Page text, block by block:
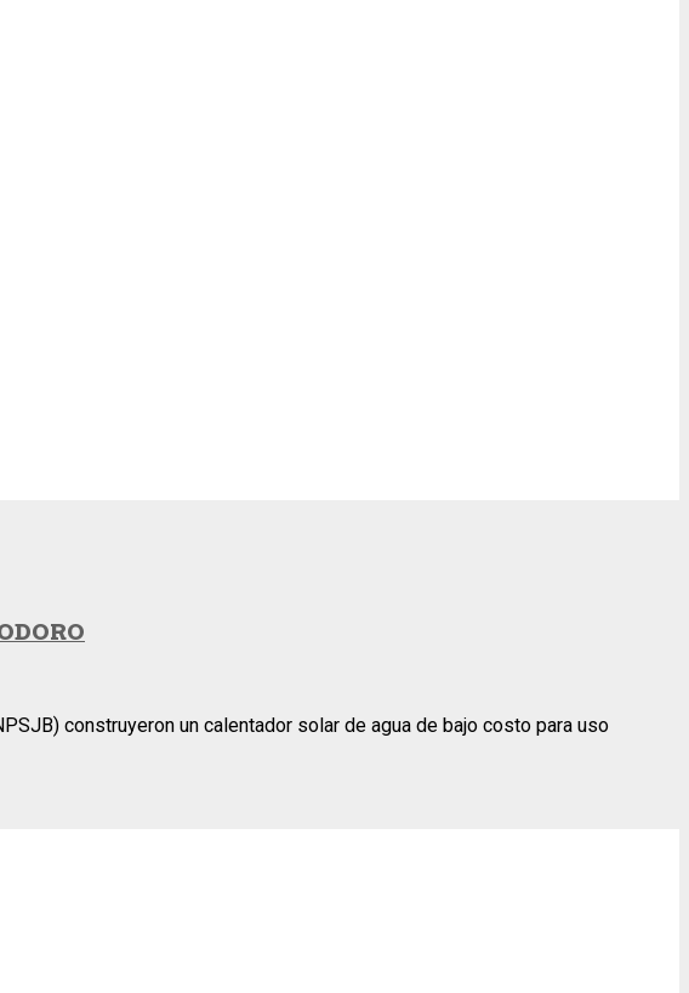
construyeron un calentador solar de agua de bajo costo para uso